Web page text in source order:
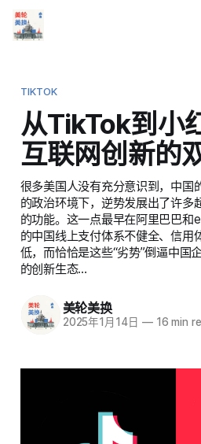
TIKTOK
从TikTok到小
互联网创新的
很多美国人没有充分意识到，中国
的政治环境下，逆势发展出了许多
的功能。这一点最早在阿里巴巴和
的中国线上支付体系不健全、信用
低，而恰恰是这些“劣势”倒逼中国
的创新生态…
美轮美换
2025年1月14日 —16 min